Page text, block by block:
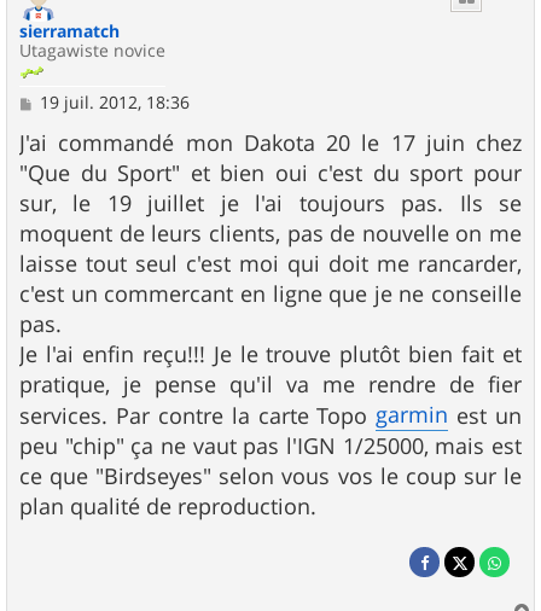
sierramatch
Utagawiste novice
M
s
s
a
g
e
19 juil. 2012, 18:36
J'ai commandé mon Dakota 20 le 17 juin chez
"Que du Sport" et bien oui c'est du sport pour
sur, le 19 juillet je l'ai toujours pas. Ils se
moquent de leurs clients, pas de nouvelle on me
laisse tout seul c'est moi qui doit me rancarder,
c'est un commercant en ligne que je ne conseille
pas.
Je l'ai enfin reçu!!! Je le trouve plutôt bien fait et
pratique, je pense qu'il va me rendre de fier
services. Par contre la carte Topogarmin est un
peu "chip" ça ne vaut pas l'IGN 1/25000, mais est
ce que "Birdseyes" selon vous vos le coup sur le
plan qualité de reproduction.